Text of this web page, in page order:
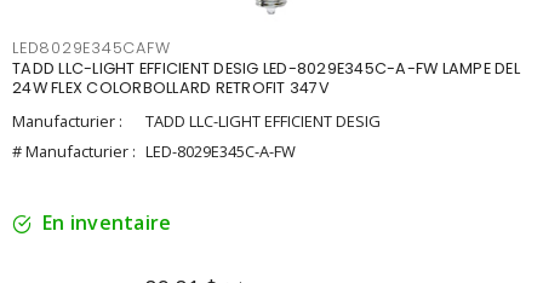
LED8029E345CAFW
TADD LLC-LIGHT EFFICIENT DESIG LED-8029E345C-A-FW LAMPE DEL
24W FLEX COLORBOLLARD RETROFIT 347V
Manufacturier :
TADD LLC-LIGHT EFFICIENT DESIG
# Manufacturier : LED-8029E345C-A-FW
En inventaire